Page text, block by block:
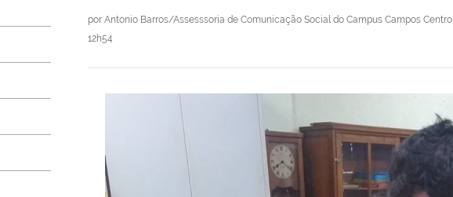
por Antonio Barros/Assesssoria de Comunicação Social do Campus Campos Centro
12h54